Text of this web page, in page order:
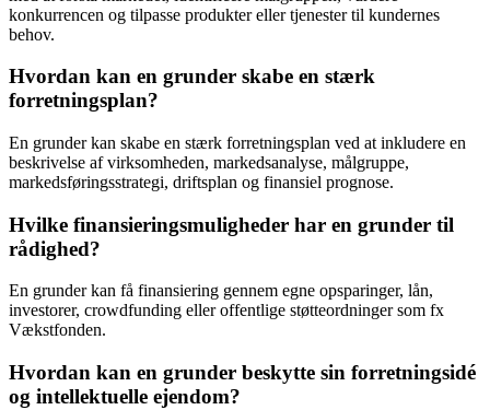
konkurrencen og tilpasse produkter eller tjenester til kundernes
behov.
Hvordan kan en grunder skabe en stærk
forretningsplan?
En grunder kan skabe en stærk forretningsplan ved at inkludere en
beskrivelse af virksomheden, markedsanalyse, målgruppe,
markedsføringsstrategi, driftsplan og finansiel prognose.
Hvilke finansieringsmuligheder har en grunder til
rådighed?
En grunder kan få finansiering gennem egne opsparinger, lån,
investorer, crowdfunding eller offentlige støtteordninger som fx
Vækstfonden.
Hvordan kan en grunder beskytte sin forretningsidé
og intellektuelle ejendom?